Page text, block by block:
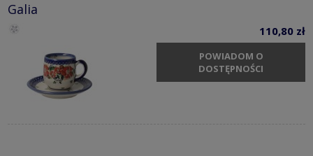
Galia
110,80 zł
POWIADOM O
DOSTĘPNOŚCI